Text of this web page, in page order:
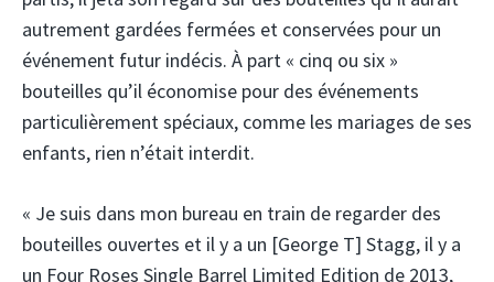
autrement gardées fermées et conservées pour un
événement futur indécis. À part « cinq ou six »
bouteilles qu’il économise pour des événements
particulièrement spéciaux, comme les mariages de ses
enfants, rien n’était interdit.
« Je suis dans mon bureau en train de regarder des
bouteilles ouvertes et il y a un [George T] Stagg, il y a
un Four Roses Single Barrel Limited Edition de 2013,